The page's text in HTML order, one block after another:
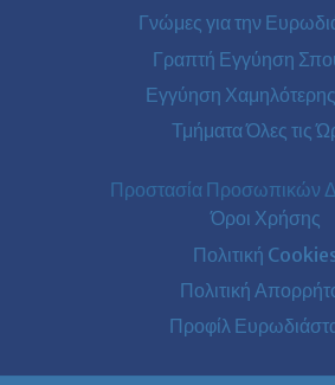
Γνώμες για την
Γραπτή Εγγύηση
Εγγύηση
Τμήματα Όλες τις
Προστασία Προσωπικών
Όροι Χρήσης
Πολιτική
Πολιτική
Προφίλ